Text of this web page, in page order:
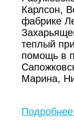
Карлсон,
фабрике
теплый
помощь в
Марина,